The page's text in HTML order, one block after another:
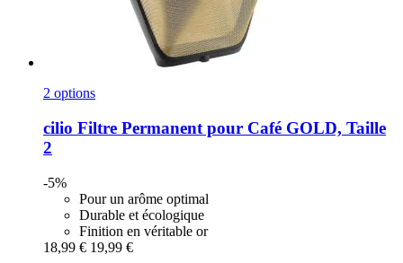
2 options
cilio Filtre Permanent pour Café GOLD, Taille
2
-5%
Pour un arôme optimal
Durable et écologique
Finition en véritable or
18,99 € 19,99 €